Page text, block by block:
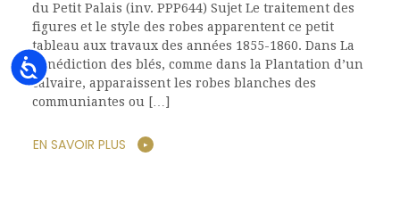
Accessibility
du Petit Palais (inv. PPP644) Sujet Le traitement des
figures et le style des robes apparentent ce petit
tableau aux travaux des années 1855-1860. Dans La
bénédiction des blés, comme dans la Plantation d’un
calvaire, apparaissent les robes blanches des
communiantes ou […]
EN SAVOIR PLUS